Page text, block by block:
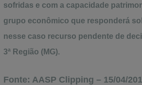
sofridas e com a capacidade
grupo econômico que responderá
nesse caso recurso pendente de
3ª Região (MG).
Fonte: AASP Clipping – 15/04/